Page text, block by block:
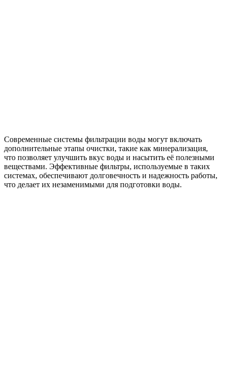
Современные системы фильтрации воды могут включать
дополнительные этапы очистки, такие как минерализация,
что позволяет улучшить вкус воды и насытить её полезными
веществами. Эффективные фильтры, используемые в таких
системах, обеспечивают долговечность и надежность работы,
что делает их незаменимыми для подготовки воды.